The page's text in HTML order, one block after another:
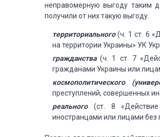
неправомерную выгоду таким
получили от них такую выгоду.
территориального(ч. 1 ст. 6
на территории Украины» УК
гражданства(ч. 1 ст. 7
гражданами Украины или
космополитического
преступлений, совершенных
реального (ст. 8
иностранцами или лицами без